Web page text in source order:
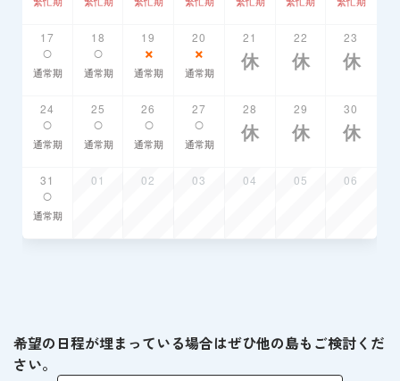
希望の日程が埋まっている場合はぜひ他の島もご検討くだ
さい。